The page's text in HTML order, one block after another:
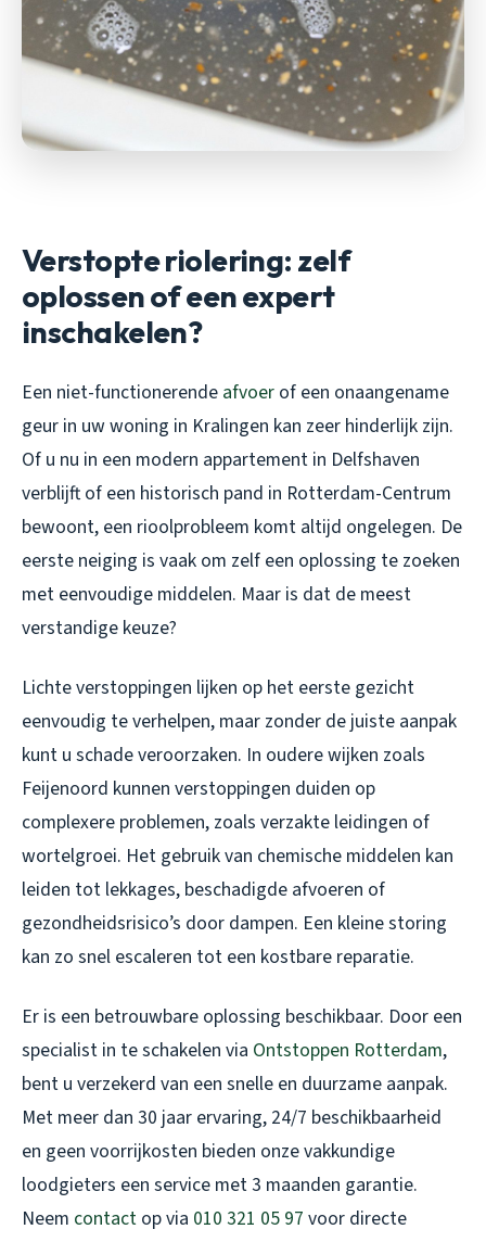
Verstopte riolering: zelf
oplossen of een expert
inschakelen?
Een niet-functionerende afvoer of een onaangename
geur in uw woning in Kralingen kan zeer hinderlijk zijn.
Of u nu in een modern appartement in Delfshaven
verblijft of een historisch pand in Rotterdam-Centrum
bewoont, een rioolprobleem komt altijd ongelegen. De
eerste neiging is vaak om zelf een oplossing te zoeken
met eenvoudige middelen. Maar is dat de meest
verstandige keuze?
Lichte verstoppingen lijken op het eerste gezicht
eenvoudig te verhelpen, maar zonder de juiste aanpak
kunt u schade veroorzaken. In oudere wijken zoals
Feijenoord kunnen verstoppingen duiden op
complexere problemen, zoals verzakte leidingen of
wortelgroei. Het gebruik van chemische middelen kan
leiden tot lekkages, beschadigde afvoeren of
gezondheidsrisico’s door dampen. Een kleine storing
kan zo snel escaleren tot een kostbare reparatie.
Er is een betrouwbare oplossing beschikbaar. Door een
specialist in te schakelen via Ontstoppen Rotterdam,
bent u verzekerd van een snelle en duurzame aanpak.
Met meer dan 30 jaar ervaring, 24/7 beschikbaarheid
en geen voorrijkosten bieden onze vakkundige
loodgieters een service met 3 maanden garantie.
Neem contact op via 010 321 05 97 voor directe